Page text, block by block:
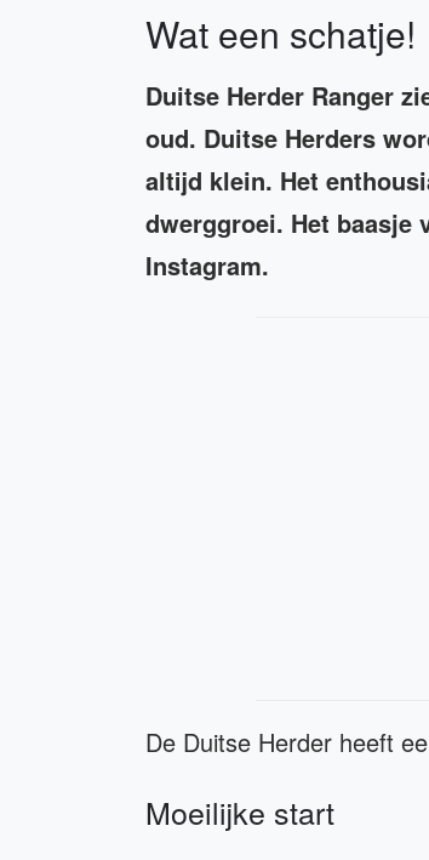
Wat een schatje!
Duitse Herder Ranger
oud. Duitse Herders
altijd klein. Het
dwerggroei. Het baasje
Instagram.
De Duitse Herder heeft
Moeilijke start